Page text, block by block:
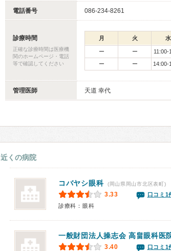
電話番号 086-234-8261
診療時間
正確な診療時間は医療機
関のホームページ・電話
等で確認してください
月 火 水
ー ー 11:00-
ー
ー 14:00-
管理医師 天道 幸代
近くの病院
コバヤシ眼科 (岡山県岡山市北区表町)
3.33
口コミ1
診療科：眼科
一般財団法人操志会 高畠眼科医
3.40
口コミ1